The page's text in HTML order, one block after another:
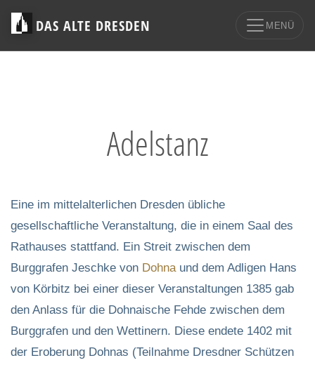
DAS ALTE DRESDEN MENÜ
Adelstanz
Eine im mittelalterlichen Dresden übliche
gesellschaftliche Veranstaltung, die in einem Saal des
Rathauses stattfand. Ein Streit zwischen dem
Burggrafen Jeschke von Dohnaund dem Adligen Hans
von Körbitz bei einer dieser Veranstaltungen 1385 gab
den Anlass für die Dohnaische Fehde zwischen dem
Burggrafen und den Wettinern. Diese endete 1402 mit
der Eroberung Dohnas (Teilnahme Dresdner Schützen